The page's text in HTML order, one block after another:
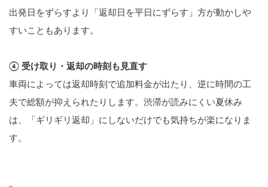
出発日をずらすより「返却日を平日にずらす」方が動かしや
すいこともあります。
④ 受け取り・返却の時刻も見直す
車両によっては返却時刻で追加料金が出たり、逆に時間の工
夫で総額が抑えられたりします。渋滞が読みにくい夏休み
は、「ギリギリ返却」にしないだけでも気持ちが楽になりま
す。